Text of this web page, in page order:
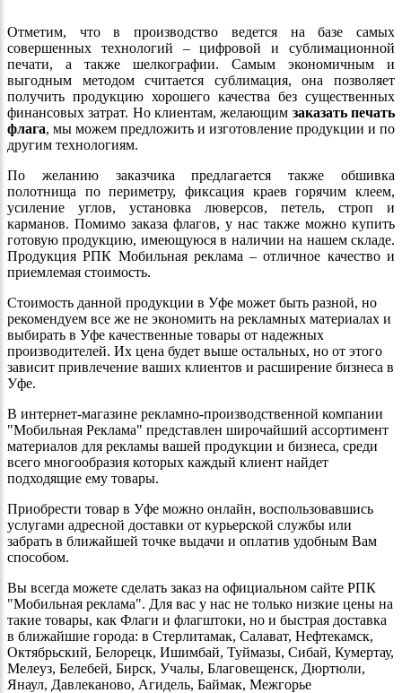
​​​​​​​Отметим, что в производство ведется на базе самых
совершенных технологий – цифровой и сублимационной
печати, а также шелкографии. Самым экономичным и
выгодным методом считается сублимация, она позволяет
получить продукцию хорошего качества без существенных
финансовых затрат. Но клиентам, желающим заказать печать
флага, мы можем предложить и изготовление продукции и по
другим технологиям.
По желанию заказчика предлагается также обшивка
полотнища по периметру, фиксация краев горячим клеем,
усиление углов, установка люверсов, петель, строп и
карманов. Помимо заказа флагов, у нас также можно купить
готовую продукцию, имеющуюся в наличии на нашем складе.
Продукция РПК Мобильная реклама – отличное качество и
приемлемая стоимость.
Стоимость данной продукции в Уфе может быть разной, но
рекомендуем все же не экономить на рекламных материалах и
выбирать в Уфе качественные товары от надежных
производителей. Их цена будет выше остальных, но от этого
зависит привлечение ваших клиентов и расширение бизнеса в
Уфе.
В интернет-магазине рекламно-производственной компании
"Мобильная Реклама" представлен широчайший ассортимент
материалов для рекламы вашей продукции и бизнеса, среди
всего многообразия которых каждый клиент найдет
подходящие ему товары.
Приобрести товар в Уфе можно онлайн, воспользовавшись
услугами адресной доставки от курьерской службы или
забрать в ближайшей точке выдачи и оплатив удобным Вам
способом.
Вы всегда можете сделать заказ на официальном сайте РПК
"Мобильная реклама". Для вас у нас не только низкие цены на
такие товары, как Флаги и флагштоки, но и быстрая доставка
в ближайшие города: в Стерлитамак, Салават, Нефтекамск,
Октябрьский, Белорецк, Ишимбай, Туймазы, Сибай, Кумертау,
Мелеуз, Белебей, Бирск, Учалы, Благовещенск, Дюртюли,
Янаул, Давлеканово, Агидель, Баймак, Межгорье